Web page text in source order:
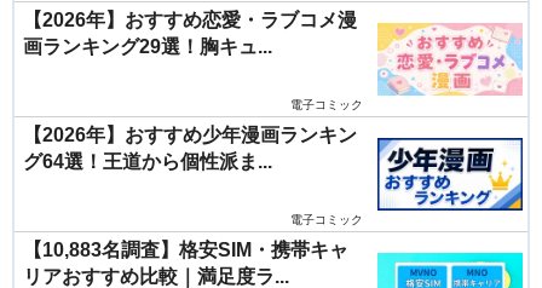
【2026年】おすすめ恋愛・ラブコメ漫
画ランキング29選！胸キュ...
電子コミック
【2026年】おすすめ少年漫画ランキン
グ64選！王道から個性派ま...
電子コミック
【10,883名調査】格安SIM・携帯キャ
リアおすすめ比較｜満足度ラ...